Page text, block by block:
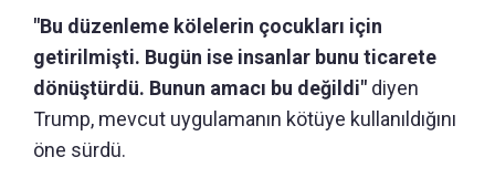
"Bu düzenleme kölelerin çocukları için
getirilmişti. Bugün ise insanlar bunu ticarete
dönüştürdü. Bunun amacı bu değildi" diyen
Trump, mevcut uygulamanın kötüye kullanıldığını
öne sürdü.